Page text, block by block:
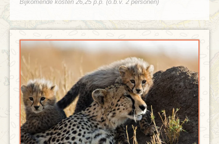
Bijkomende kosten 26,25 p.p. (o.b.v. 2 personen)